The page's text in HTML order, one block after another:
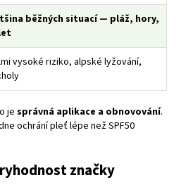
běžných situací — pláž, hory,
vysoké riziko, alpské lyžování,
je správná aplikace a obnovování.
ochrání pleť lépe než SPF50
značky